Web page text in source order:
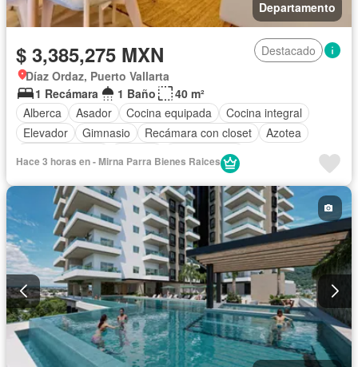
Departamento
$ 3,385,275 MXN
Destacado
Díaz Ordaz, Puerto Vallarta
1 Recámara
1 Baño
40 m²
Alberca
Asador Cocina equipada
Cocina integral
Elevador
Gimnasio Recámara con closet
Azotea
Sin amueblar
Hace 3 horas en - Mirna Parra Bienes Raices